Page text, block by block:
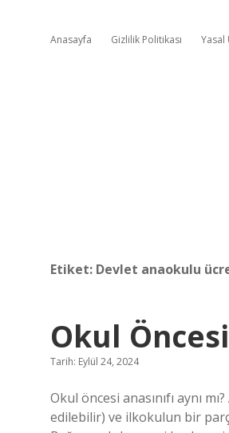
Anasayfa Gizlilik Politikası Yasal
Etiket: Devlet anaokulu
Okul
Tarih: Eylül 24, 2024
Okul öncesi anasınıfı aynı
edilebilir) ve ilkokulun bir